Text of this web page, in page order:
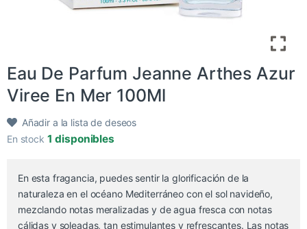
Eau De Parfum Jeanne Arthes Azur
Viree En Mer 100Ml
Añadir a la lista de deseos
En stock 1 disponibles
En esta fragancia, puedes sentir la glorificación de la
naturaleza en el océano Mediterráneo con el sol navideño,
mezclando notas meralizadas y de agua fresca con notas
cálidas y soleadas, tan estimulantes y refrescantes. Las notas